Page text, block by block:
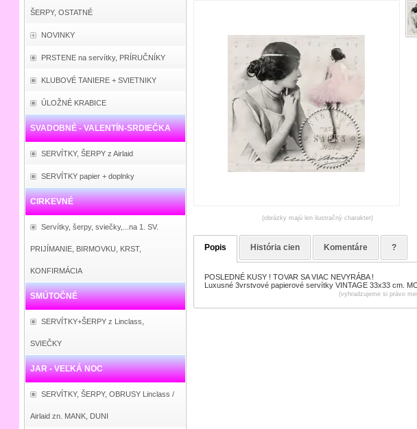
ŠERPY, OSTATNÉ
NOVINKY
PRSTENE na servítky, PRÍRUČNÍKY
KLUBOVÉ TANIERE + SVIETNIKY
ÚLOŽNÉ KRABICE
SVADOBNÉ - VALENTÍN-SRDIEČKA
SERVÍTKY, ŠERPY z Airlaid
SERVÍTKY papier + doplnky
CIRKEVNÉ
Servítky, šerpy, sviečky,...na 1. SV.
PRIJÍMANIE, BIRMOVKU, KRST,
KONFIRMÁCIA
SMÚTOČNÉ
SERVÍTKY+ŠERPY z Linclass,
SVIEČKY
JAR - VEĽKÁ NOC
SERVÍTKY, ŠERPY, OBRUSY Linclass /
Airlaid zn. MANK, DUNI
(obrázky majú len ilustračný charakter)
Popis História cien Komentáre ?
POSLEDNÉ KUSY ! TOVAR SA VIAC NEVYRÁBA !
Luxusné 3vrstvové papierové servítky VINTAGE 33x33 cm.
(vyhradzujeme si právo